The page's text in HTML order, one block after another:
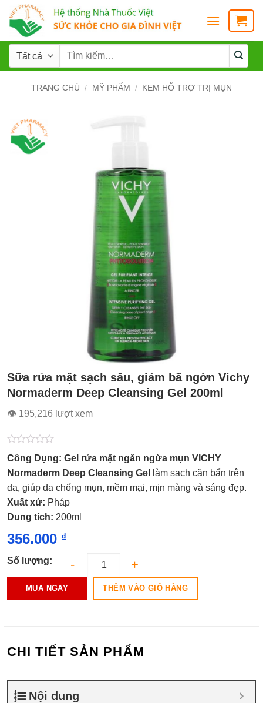
TRANG CHỦ / MỸ PHẨM / KEM HỖ TRỢ TRỊ MỤN
Sữa rửa mặt sạch sâu, giảm bã ngờn Vichy
Normaderm Deep Cleansing Gel 200ml
👁 195,216 lượt xem
Được
xếp
hạng
0.0
5
sao
Công Dụng: Gel rửa mặt ngăn ngừa mụn VICHY
Normaderm Deep Cleansing Gel
làm sạch cặn bẩn trên
da, giúp da chống mụn, mềm mại, mịn màng và sáng đẹp.
Xuất xứ: Pháp
Dung tích: 200ml
356.000 ₫
Số lượng:
MUA NGAY THÊM VÀO GIỎ HÀNG
CHI TIẾT SẢN PHẨM
Nội dung